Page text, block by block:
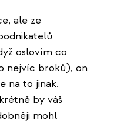
ale ze
oslovím co
nejvíc broků), on
na to jinak.
by váš
mohl